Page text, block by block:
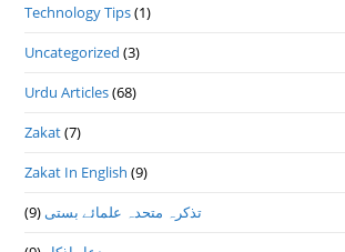
Technology Tips(1)
Uncategorized (3)
Urdu Articles(68)
Zakat(7)
Zakat In English (9)
تذكرہ متحدہ علمائے بستى(9)